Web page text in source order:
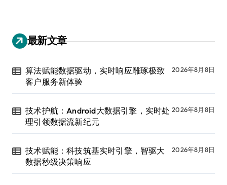
最新文章
算法赋能数据驱动，实时响应雕琢极致
客户服务新体验
2026年8月8日
技术护航：Android大数据引擎，实时处
理引领数据流新纪元
2026年8月8日
技术赋能：科技筑基实时引擎，智驱大
数据秒级决策响应
2026年8月8日